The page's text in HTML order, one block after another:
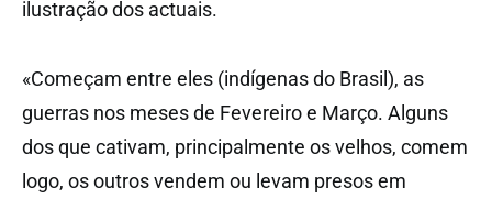
ilustração dos actuais.
«Começam entre eles (indígenas do Brasil), as
guerras nos meses de Fevereiro e Março. Alguns
dos que cativam, principalmente os velhos, comem
logo, os outros vendem ou levam presos em